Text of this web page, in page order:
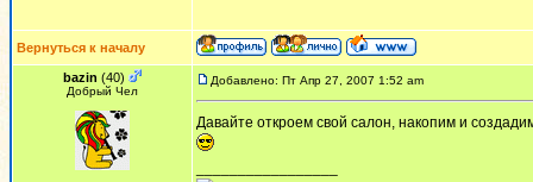
Вернуться к началу
bazin (40)
Добрый Чел
Добавлено: Пт Апр 27, 2007 1:52 am
Давайте откроем свой салон, накопим и